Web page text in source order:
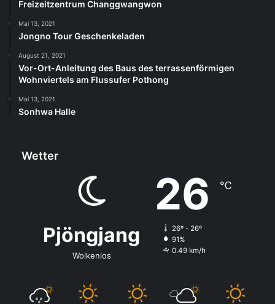
Freizeitzentrum Changgwangwon
Mai 13, 2021
Jongno Tour Geschenkeladen
August 21, 2021
Vor-Ort-Anleitung des Baus des terrassenförmigen
Wohnviertels am Flussufer Pothong
Mai 13, 2021
Sonhwa Halle
Wetter
Pjöngjang
Wolkenlos
26 ℃
26º - 26º
91%
0.49 km/h